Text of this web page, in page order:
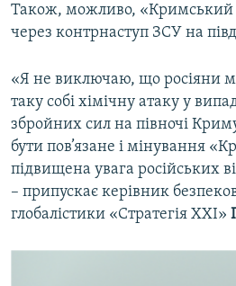
Також, можливо, «Кримський
через контрнаступ ЗСУ на
«Я не виключаю, що росіяни
таку собі хімічну атаку у
збройних сил на півночі
бути пов’язане і мінування
підвищена увага російських
– припускає керівник
глобалістики «Стратегія XXI»